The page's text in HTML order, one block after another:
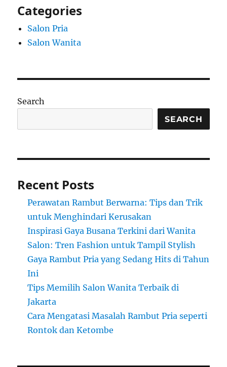
Categories
Salon Pria
Salon Wanita
Search
SEARCH
Recent Posts
Perawatan Rambut Berwarna: Tips dan Trik
untuk Menghindari Kerusakan
Inspirasi Gaya Busana Terkini dari Wanita
Salon: Tren Fashion untuk Tampil Stylish
Gaya Rambut Pria yang Sedang Hits di Tahun
Ini
Tips Memilih Salon Wanita Terbaik di
Jakarta
Cara Mengatasi Masalah Rambut Pria seperti
Rontok dan Ketombe